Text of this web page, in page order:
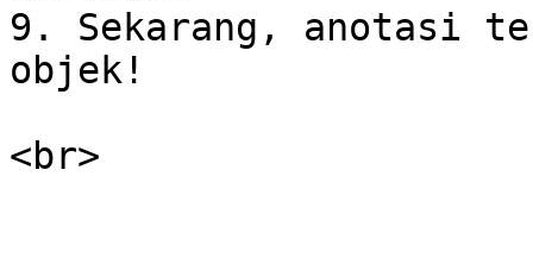
9. Sekarang, anotasi
objek!